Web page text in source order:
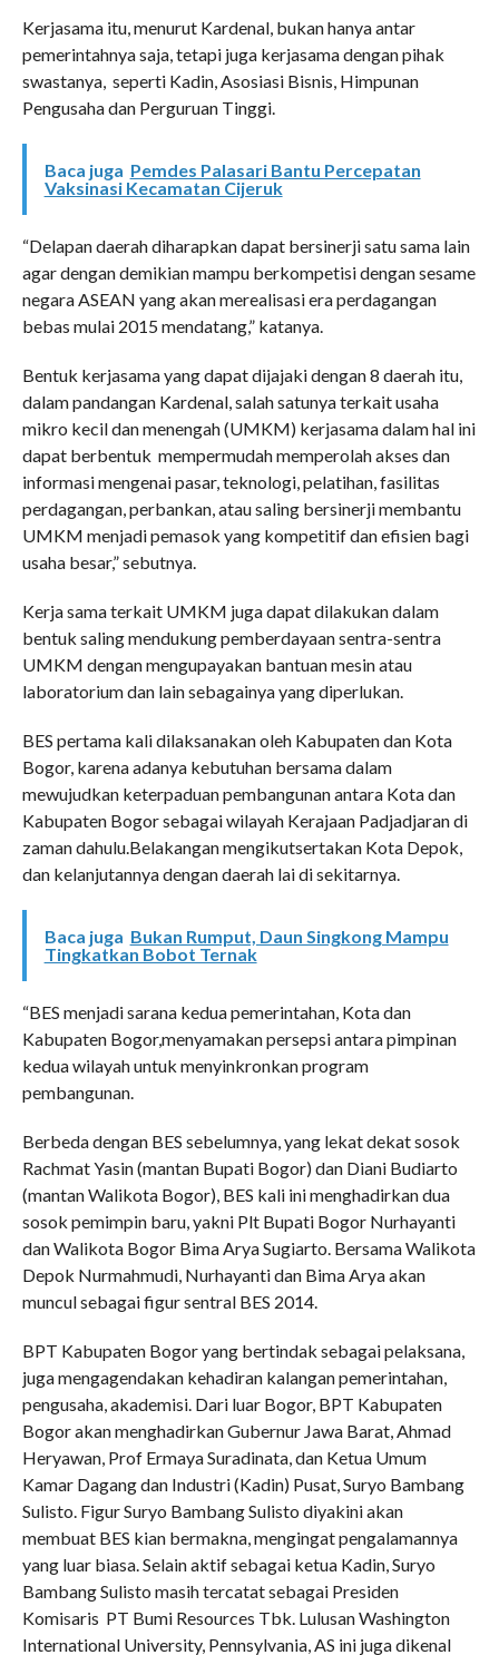
Kerjasama itu, menurut Kardenal, bukan hanya antar
pemerintahnya saja, tetapi juga kerjasama dengan pihak
swastanya, seperti Kadin, Asosiasi Bisnis, Himpunan
Pengusaha dan Perguruan Tinggi.
Baca juga Pemdes Palasari Bantu Percepatan
Vaksinasi Kecamatan Cijeruk
“Delapan daerah diharapkan dapat bersinerji satu sama lain
agar dengan demikian mampu berkompetisi dengan sesame
negara ASEAN yang akan merealisasi era perdagangan
bebas mulai 2015 mendatang,” katanya.
Bentuk kerjasama yang dapat dijajaki dengan 8 daerah itu,
dalam pandangan Kardenal, salah satunya terkait usaha
mikro kecil dan menengah (UMKM) kerjasama dalam hal ini
dapat berbentuk mempermudah memperolah akses dan
informasi mengenai pasar, teknologi, pelatihan, fasilitas
perdagangan, perbankan, atau saling bersinerji membantu
UMKM menjadi pemasok yang kompetitif dan efisien bagi
usaha besar,” sebutnya.
Kerja sama terkait UMKM juga dapat dilakukan dalam
bentuk saling mendukung pemberdayaan sentra-sentra
UMKM dengan mengupayakan bantuan mesin atau
laboratorium dan lain sebagainya yang diperlukan.
BES pertama kali dilaksanakan oleh Kabupaten dan Kota
Bogor, karena adanya kebutuhan bersama dalam
mewujudkan keterpaduan pembangunan antara Kota dan
Kabupaten Bogor sebagai wilayah Kerajaan Padjadjaran di
zaman dahulu.Belakangan mengikutsertakan Kota Depok,
dan kelanjutannya dengan daerah lai di sekitarnya.
Baca juga Bukan Rumput, Daun Singkong Mampu
Tingkatkan Bobot Ternak
“BES menjadi sarana kedua pemerintahan, Kota dan
Kabupaten Bogor,menyamakan persepsi antara pimpinan
kedua wilayah untuk menyinkronkan program
pembangunan.
Berbeda dengan BES sebelumnya, yang lekat dekat sosok
Rachmat Yasin (mantan Bupati Bogor) dan Diani Budiarto
(mantan Walikota Bogor), BES kali ini menghadirkan dua
sosok pemimpin baru, yakni Plt Bupati Bogor Nurhayanti
dan Walikota Bogor Bima Arya Sugiarto. Bersama Walikota
Depok Nurmahmudi, Nurhayanti dan Bima Arya akan
muncul sebagai figur sentral BES 2014.
BPT Kabupaten Bogor yang bertindak sebagai pelaksana,
juga mengagendakan kehadiran kalangan pemerintahan,
pengusaha, akademisi. Dari luar Bogor, BPT Kabupaten
Bogor akan menghadirkan Gubernur Jawa Barat, Ahmad
Heryawan, Prof Ermaya Suradinata, dan Ketua Umum
Kamar Dagang dan Industri (Kadin) Pusat, Suryo Bambang
Sulisto. Figur Suryo Bambang Sulisto diyakini akan
membuat BES kian bermakna, mengingat pengalamannya
yang luar biasa. Selain aktif sebagai ketua Kadin, Suryo
Bambang Sulisto masih tercatat sebagai Presiden
Komisaris PT Bumi Resources Tbk. Lulusan Washington
International University, Pennsylvania, AS ini juga dikenal